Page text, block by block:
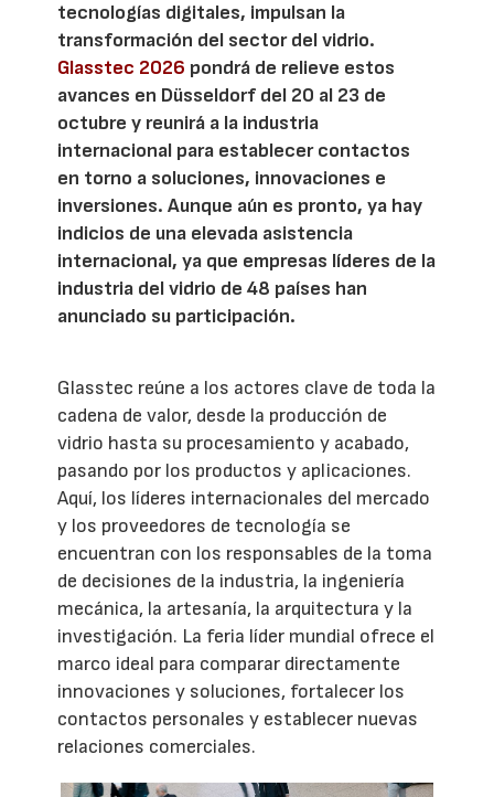
tecnologías digitales, impulsan la
transformación del sector del vidrio.
Glasstec 2026 pondrá de relieve estos
avances en Düsseldorf del 20 al 23 de
octubre y reunirá a la industria
internacional para establecer contactos
en torno a soluciones, innovaciones e
inversiones. Aunque aún es pronto, ya hay
indicios de una elevada asistencia
internacional, ya que empresas líderes de la
industria del vidrio de 48 países han
anunciado su participación.
Glasstec reúne a los actores clave de toda la
cadena de valor, desde la producción de
vidrio hasta su procesamiento y acabado,
pasando por los productos y aplicaciones.
Aquí, los líderes internacionales del mercado
y los proveedores de tecnología se
encuentran con los responsables de la toma
de decisiones de la industria, la ingeniería
mecánica, la artesanía, la arquitectura y la
investigación. La feria líder mundial ofrece el
marco ideal para comparar directamente
innovaciones y soluciones, fortalecer los
contactos personales y establecer nuevas
relaciones comerciales.